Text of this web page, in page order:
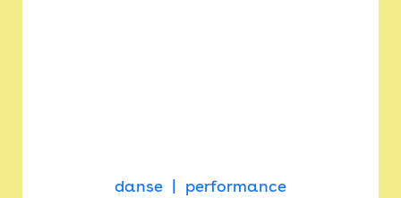
danse performance